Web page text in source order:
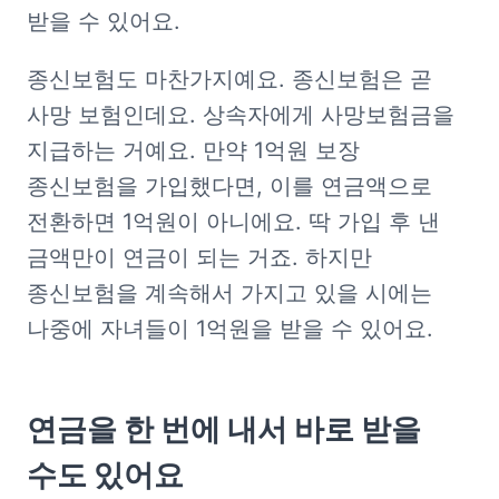
받을 수 있어요.
종신보험도 마찬가지예요. 종신보험은 곧
사망 보험인데요. 상속자에게 사망보험금을
지급하는 거예요. 만약 1억원 보장
종신보험을 가입했다면, 이를 연금액으로
전환하면 1억원이 아니에요. 딱 가입 후 낸
금액만이 연금이 되는 거죠. 하지만
종신보험을 계속해서 가지고 있을 시에는
나중에 자녀들이 1억원을 받을 수 있어요.
연금을 한 번에 내서 바로 받을
수도 있어요